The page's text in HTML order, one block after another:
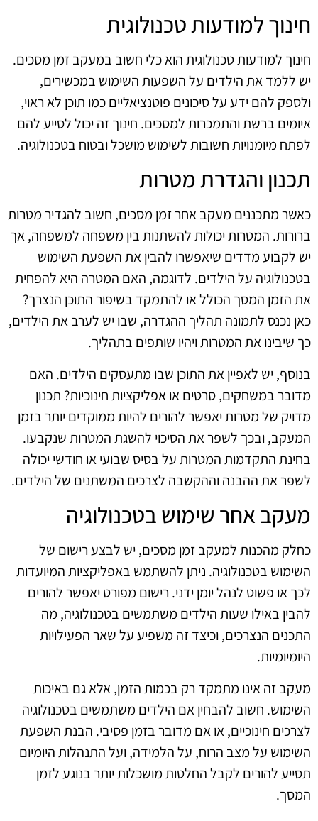
חינוך למודעות טכנולוגית
חינוך למודעות טכנולוגית הוא כלי חשוב במעקב זמן מסכים.
יש ללמד את הילדים על השפעות השימוש במכשירים,
ולספק להם ידע על סיכונים פוטנציאליים כמו תוכן לא ראוי,
איומים ברשת והתמכרות למסכים. חינוך זה יכול לסייע להם
לפתח מיומנויות חשובות לשימוש מושכל ובטוח בטכנולוגיה.
תכנון והגדרת מטרות
כאשר מתכננים מעקב אחר זמן מסכים, חשוב להגדיר מטרות
ברורות. המטרות יכולות להשתנות בין משפחה למשפחה, אך
יש לקבוע מדדים שיאפשרו להבין את השפעת השימוש
בטכנולוגיה על הילדים. לדוגמה, האם המטרה היא להפחית
את הזמן המסך הכולל או להתמקד בשיפור התוכן הנצרך?
כאן נכנס לתמונה תהליך ההגדרה, שבו יש לערב את הילדים,
כך שיבינו את המטרות ויהיו שותפים בתהליך.
בנוסף, יש לאפיין את התוכן שבו מתעסקים הילדים. האם
מדובר במשחקים, סרטים או אפליקציות חינוכיות? תכנון
מדויק של מטרות יאפשר להורים להיות ממוקדים יותר בזמן
המעקב, ובכך לשפר את הסיכוי להשגת המטרות שנקבעו.
בחינת התקדמות המטרות על בסיס שבועי או חודשי יכולה
לשפר את ההבנה וההקשבה לצרכים המשתנים של הילדים.
מעקב אחר שימוש בטכנולוגיה
כחלק מהכנות למעקב זמן מסכים, יש לבצע רישום של
השימוש בטכנולוגיה. ניתן להשתמש באפליקציות המיועדות
לכך או פשוט לנהל יומן ידני. רישום מפורט יאפשר להורים
להבין באילו שעות הילדים משתמשים בטכנולוגיה, מה
התכנים הנצרכים, וכיצד זה משפיע על שאר הפעילויות
היומיומיות.
מעקב זה אינו מתמקד רק בכמות הזמן, אלא גם באיכות
השימוש. חשוב להבחין אם הילדים משתמשים בטכנולוגיה
לצרכים חינוכיים, או אם מדובר בזמן פסיבי. הבנת השפעת
השימוש על מצב הרוח, על הלמידה, ועל התנהלות היומיום
תסייע להורים לקבל החלטות מושכלות יותר בנוגע לזמן
המסך.